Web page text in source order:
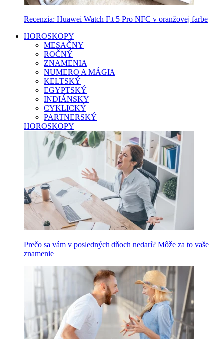
Recenzia: Huawei Watch Fit 5 Pro NFC v oranžovej farbe
HOROSKOPY
MESAČNY
ROČNÝ
ZNAMENIA
NUMERO A MÁGIA
KELTSKÝ
EGYPTSKÝ
INDIÁNSKY
CYKLICKÝ
PARTNERSKÝ
HOROSKOPY
Prečo sa vám v posledných dňoch nedarí? Môže za to vaše
znamenie